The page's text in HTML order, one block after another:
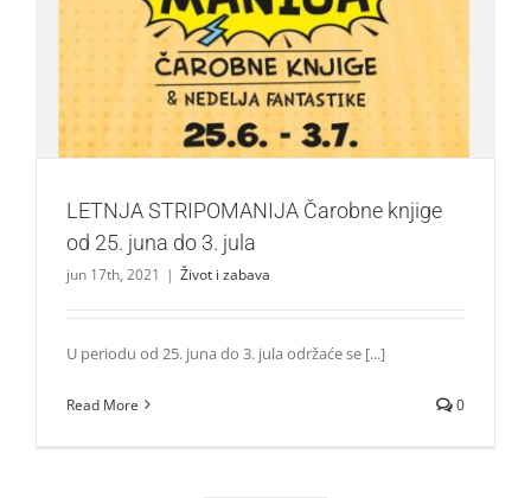
LETNJA STRIPOMANIJA Čarobne knjige od 25. juna do 3.
jula
Život i zabava
LETNJA STRIPOMANIJA Čarobne knjige
od 25. juna do 3. jula
jun 17th, 2021 | Život i zabava
U periodu od 25. juna do 3. jula održaće se [...]
Read More 0